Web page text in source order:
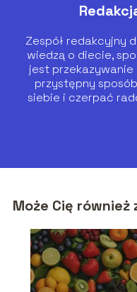
Zespół redakcyjny
wiedzą o diecie,
jest
przystępny
siebie i czerpać
Może Cię